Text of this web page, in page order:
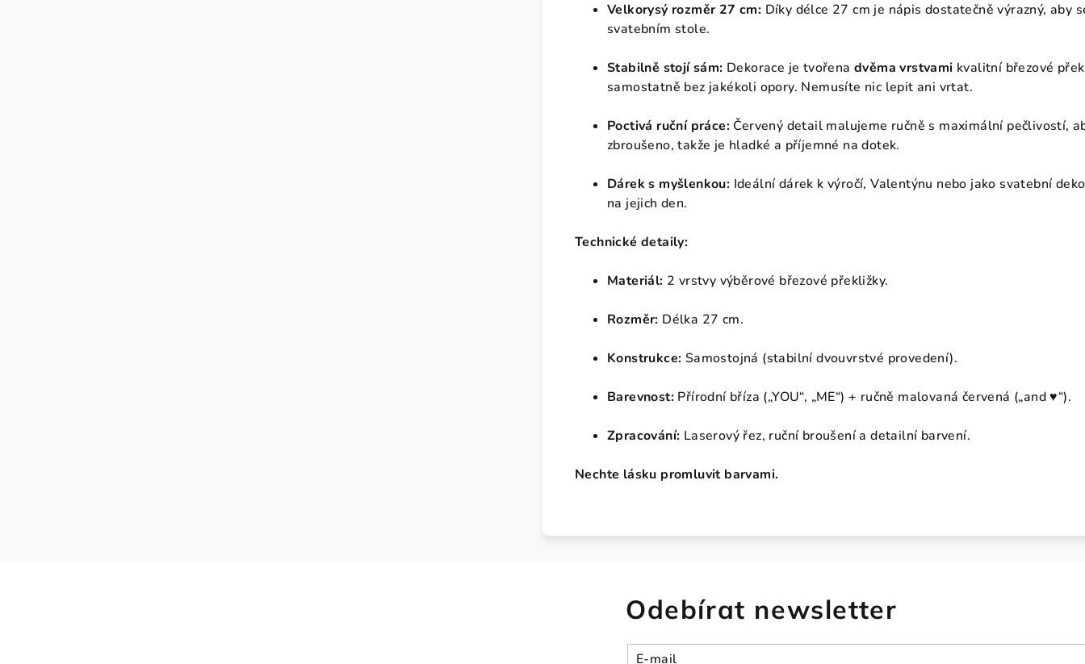
Velkorysý rozměr 27 cm: Díky délce 27 cm je nápis dostatečně výrazný, aby
svatebním stole.
Stabilně stojí sám: Dekorace je tvořenadvěma vrstvami kvalitní březové
samostatně bez jakékoli opory. Nemusíte nic lepit ani vrtat.
Poctivá ruční práce: Červený detail malujeme ručně s maximální pečlivostí,
zbroušeno, takže je hladké a příjemné na dotek.
Dárek s myšlenkou: Ideální dárek k výročí, Valentýnu nebo jako svatební
na jejich den.
Technické detaily:
Materiál: 2 vrstvy výběrové březové překližky.
Rozměr: Délka 27 cm.
Konstrukce: Samostojná (stabilní dvouvrstvé provedení).
Barevnost: Přírodní bříza („YOU“, „ME“) + ručně malovaná červená („and ♥“).
Zpracování: Laserový řez, ruční broušení a detailní barvení.
Nechte lásku promluvit barvami.
Odebírat newsletter
E-mail